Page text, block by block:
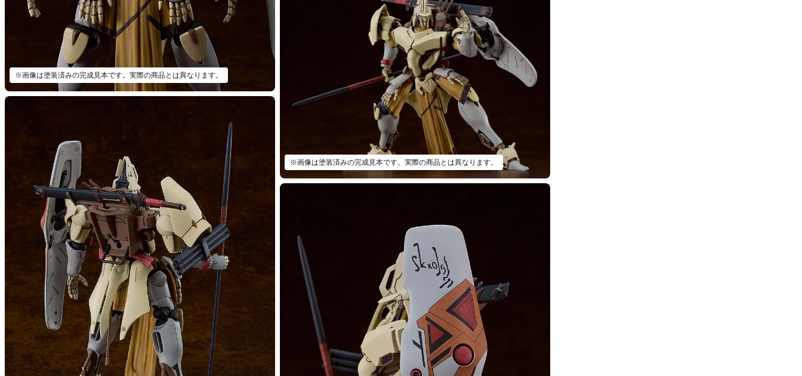
※画像は塗装済みの完成見本です。実際の商品とは異なります。
※画像は塗装済みの完成見本です。実際の商品とは異なります。